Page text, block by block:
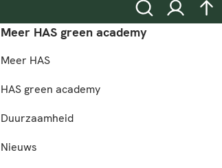
ZoekenInloggen
Meer HAS green academy
Meer HAS
HAS green academy
Duurzaamheid
Nieuws